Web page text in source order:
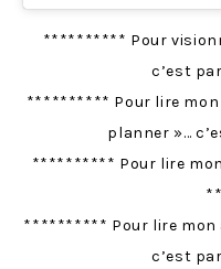
********** Pour
c’est par
********** Pour lire mon
planner »…
********** Pour lire
********** Pour lire mon
c’est par